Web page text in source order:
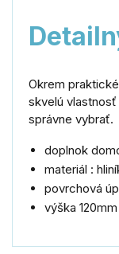
Okrem
skvelú vlastnosť
správne vybrať.
doplnok
materiál :
povrchová
výška 120mm